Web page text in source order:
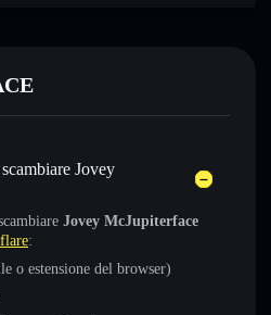
Jovey
Jovey McJupiterface
:
o estensione del browser)